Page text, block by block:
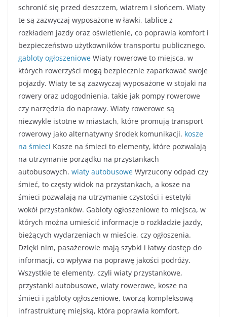
schronić się przed deszczem, wiatrem i słońcem. Wiaty
te są zazwyczaj wyposażone w ławki, tablice z
rozkładem jazdy oraz oświetlenie, co poprawia komfort i
bezpieczeństwo użytkowników transportu publicznego.
gabloty ogłoszeniowe Wiaty rowerowe to miejsca, w
których rowerzyści mogą bezpiecznie zaparkować swoje
pojazdy. Wiaty te są zazwyczaj wyposażone w stojaki na
rowery oraz udogodnienia, takie jak pompy rowerowe
czy narzędzia do naprawy. Wiaty rowerowe są
niezwykle istotne w miastach, które promują transport
rowerowy jako alternatywny środek komunikacji. kosze
na śmieci Kosze na śmieci to elementy, które pozwalają
na utrzymanie porządku na przystankach
autobusowych. wiaty autobusowe Wyrzucony odpad czy
śmieć, to częsty widok na przystankach, a kosze na
śmieci pozwalają na utrzymanie czystości i estetyki
wokół przystanków. Gabloty ogłoszeniowe to miejsca, w
których można umieścić informacje o rozkładzie jazdy,
bieżących wydarzeniach w mieście, czy ogłoszenia.
Dzięki nim, pasażerowie mają szybki i łatwy dostęp do
informacji, co wpływa na poprawę jakości podróży.
Wszystkie te elementy, czyli wiaty przystankowe,
przystanki autobusowe, wiaty rowerowe, kosze na
śmieci i gabloty ogłoszeniowe, tworzą kompleksową
infrastrukturę miejską, która poprawia komfort,